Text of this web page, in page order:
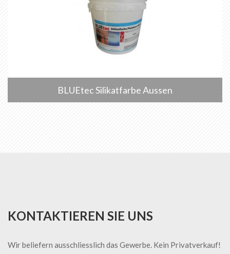
BLUEtec Silikatfarbe Aussen
KONTAKTIEREN SIE UNS
Wir beliefern ausschliesslich das Gewerbe. Kein Privatverkauf!